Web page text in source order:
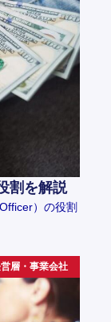
割を解説
）の役割
層・事業会社